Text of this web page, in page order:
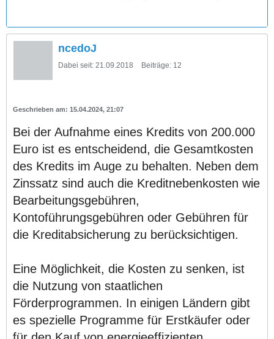
ncedoJ
Dabei seit: 21.09.2018 Beiträge: 12
15.04.2024, 21:07
Bei der Aufnahme eines Kredits von 200.000
Euro ist es entscheidend, die Gesamtkosten
des Kredits im Auge zu behalten. Neben dem
Zinssatz sind auch die Kreditnebenkosten wie
Bearbeitungsgebühren,
Kontoführungsgebühren oder Gebühren für
die Kreditabsicherung zu berücksichtigen.
Eine Möglichkeit, die Kosten zu senken, ist
die Nutzung von staatlichen
Förderprogrammen. In einigen Ländern gibt
es spezielle Programme für Erstkäufer oder